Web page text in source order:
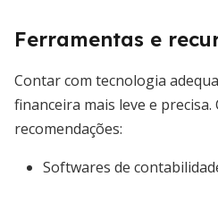
Ferramentas e
Contar com tecnologia
financeira mais leve e
recomendações:
Softwares de